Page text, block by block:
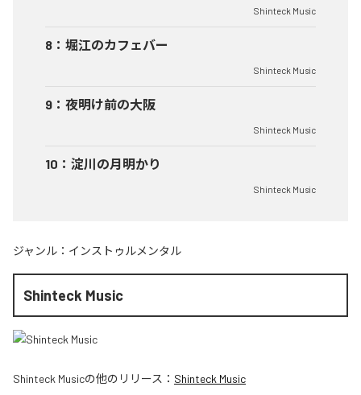
Shinteck Music
8 ： 堀江のカフェバー
Shinteck Music
9 ： 夜明け前の大阪
Shinteck Music
10 ： 淀川の月明かり
Shinteck Music
ジャンル： インストゥルメンタル
Shinteck Music
Shinteck Musicの他のリリース： Shinteck Music